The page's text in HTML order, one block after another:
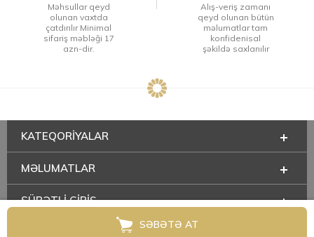
SƏBƏTƏ AT
Məhsullar qeyd
olunan vaxtda
çatdırılır Minimal
sifariş məbləği 17
azn-dir.
Alış-veriş zamanı
qeyd olunan bütün
məlumatlar tam
konfidenisal
şəkildə saxlanılır
KATEQORIYALAR
MƏLUMATLAR
SÜRƏTLİ GİRİŞ